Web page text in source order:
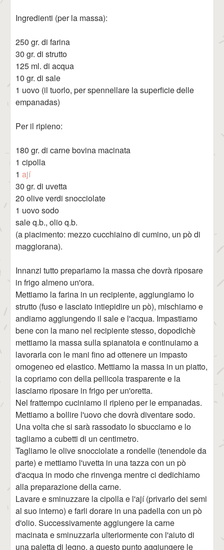
Ingredienti (per la massa):
250 gr. di farina
30 gr. di strutto
125 ml. di acqua
10 gr. di sale
1 uovo (il tuorlo, per spennellare la superficie delle
empanadas)
Per il ripieno:
180 gr. di carne bovina macinata
1 cipolla
1 ají
30 gr. di uvetta
20 olive verdi snocciolate
1 uovo sodo
sale q.b., olio q.b.
(a piacimento: mezzo cucchiaino di cumino, un pò di
maggiorana).
Innanzi tutto prepariamo la massa che dovrà riposare
in frigo almeno un'ora.
Mettiamo la farina in un recipiente, aggiungiamo lo
strutto (fuso e lasciato intiepidire un pò), mischiamo e
andiamo aggiungendo il sale e l'acqua. Impastiamo
bene con la mano nel recipiente stesso, dopodichè
mettiamo la massa sulla spianatoia e continuiamo a
lavorarla con le mani fino ad ottenere un impasto
omogeneo ed elastico. Mettiamo la massa in un piatto,
la copriamo con della pellicola trasparente e la
lasciamo riposare in frigo per un'oretta.
Nel frattempo cuciniamo il ripieno per le empanadas.
Mettiamo a bollire l'uovo che dovrà diventare sodo.
Una volta che si sarà rassodato lo sbucciamo e lo
tagliamo a cubetti di un centimetro.
Tagliamo le olive snocciolate a rondelle (tenendole da
parte) e mettiamo l'uvetta in una tazza con un pò
d'acqua in modo che rinvenga mentre ci dedichiamo
alla preparazione della carne.
Lavare e sminuzzare la cipolla e l'ají (privarlo dei semi
al suo interno) e farli dorare in una padella con un pò
d'olio. Successivamente aggiungere la carne
macinata e sminuzzarla ulteriormente con l'aiuto di
una paletta di legno, a questo punto aggiungere le